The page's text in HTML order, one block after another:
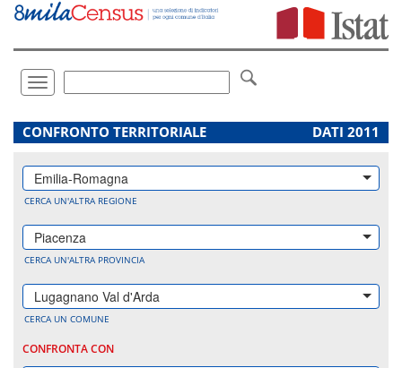
Vai
direttamente
Toggle
navigation
.
CONFRONTO TERRITORIALE DATI 2011
Emilia-Romagna
CERCA UN'ALTRA REGIONE
Piacenza
CERCA UN'ALTRA PROVINCIA
Lugagnano Val d'Arda
CERCA UN COMUNE
CONFRONTA CON